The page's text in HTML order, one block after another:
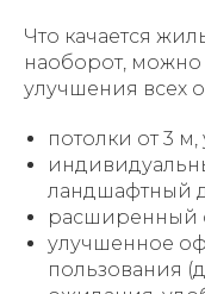
Что качается
наоборот, можно
улучшения всех
потолки от 3
ландшафтный
расширенный
улучшенное
пользования